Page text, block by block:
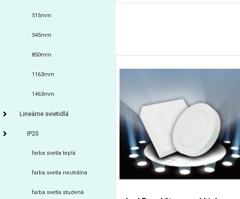
515mm
545mm
850mm
1163mm
1463mm
Lineárne svietidlá
IP20
farba svetla teplá
farba svetla neutrálna
farba svetla studená